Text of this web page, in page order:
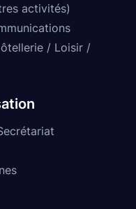
activités)
/ Loisir /